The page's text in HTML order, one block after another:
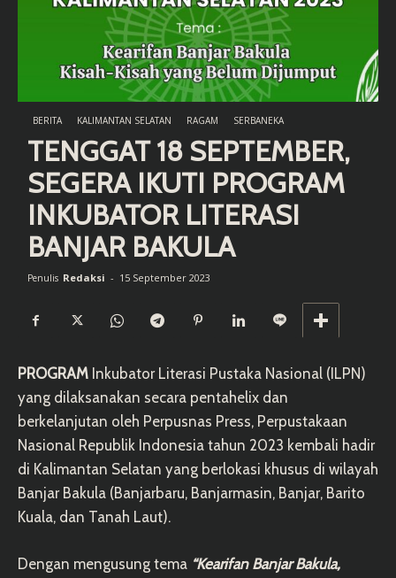
BERITA KALIMANTAN SELATAN RAGAM SERBANEKA
TENGGAT 18 SEPTEMBER,
SEGERA IKUTI PROGRAM
INKUBATOR LITERASI
BANJAR BAKULA
Penulis Redaksi - 15 September 2023
PROGRAM Inkubator Literasi Pustaka Nasional (ILPN)
yang dilaksanakan secara pentahelix dan
berkelanjutan oleh Perpusnas Press, Perpustakaan
Nasional Republik Indonesia tahun 2023 kembali hadir
di Kalimantan Selatan yang berlokasi khusus di wilayah
Banjar Bakula (Banjarbaru, Banjarmasin, Banjar, Barito
Kuala, dan Tanah Laut).
Dengan mengusung tema “Kearifan Banjar Bakula,